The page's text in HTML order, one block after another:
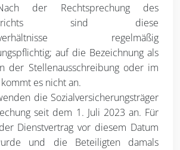
der Rechtsprechung des
sind diese
regelmäßig
auf die Bezeichnung als
der Stellenausschreibung oder im
es nicht an.
die Sozialversicherungsträger
seit dem 1. Juli 2023 an. Für
Dienstvertrag vor diesem Datum
und die Beteiligten damals